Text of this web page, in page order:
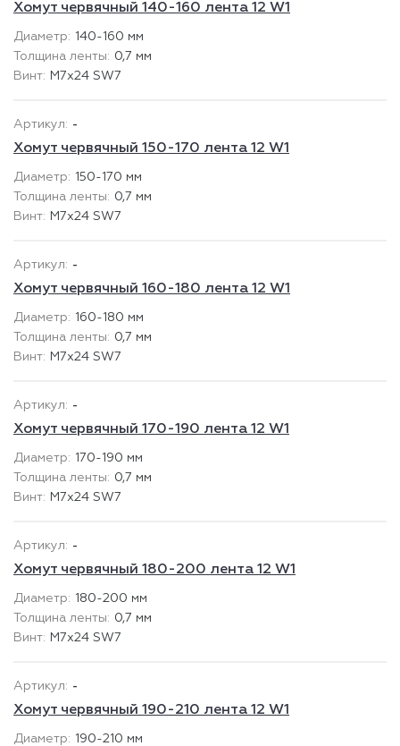
Хомут червячный 140-160 лента 12 W1
140-160 мм
0,7 мм
М7х24 SW7
-
Хомут червячный 150-170 лента 12 W1
150-170 мм
0,7 мм
М7х24 SW7
-
Хомут червячный 160-180 лента 12 W1
160-180 мм
0,7 мм
М7х24 SW7
-
Хомут червячный 170-190 лента 12 W1
170-190 мм
0,7 мм
М7х24 SW7
-
Хомут червячный 180-200 лента 12 W1
180-200 мм
0,7 мм
М7х24 SW7
-
Хомут червячный 190-210 лента 12 W1
190-210 мм